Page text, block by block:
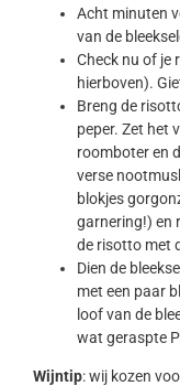
Acht minuten
van de
Check nu of je
hierboven).
Breng de
peper. Zet het
roomboter en
verse
blokjes
garnering!) en
de risotto met
Dien de
met een paar
loof van de
wat geraspte
Wijntip: wij kozen